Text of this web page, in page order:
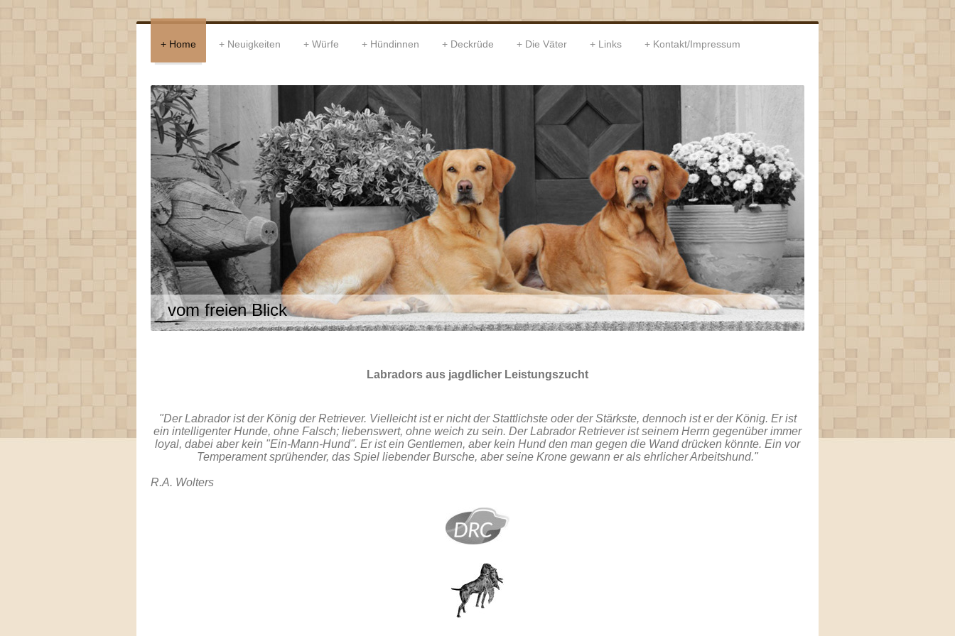
Home Neuigkeiten Würfe Hündinnen Deckrüde Die Väter Links Kontakt/Impressum
vom freien Blick
Labradors aus jagdlicher Leistungszucht
"Der Labrador ist der König der Retriever. Vielleicht ist er nicht der Stattlichste oder der Stärkste, dennoch ist er der König. Er ist
ein intelligenter Hunde, ohne Falsch; liebenswert, ohne weich zu sein. Der Labrador Retriever ist seinem Herrn gegenüber immer
loyal, dabei aber kein "Ein-Mann-Hund". Er ist ein Gentlemen, aber kein Hund den man gegen die Wand drücken könnte. Ein vor
Temperament sprühender, das Spiel liebender Bursche, aber seine Krone gewann er als ehrlicher Arbeitshund."
R.A. Wolters